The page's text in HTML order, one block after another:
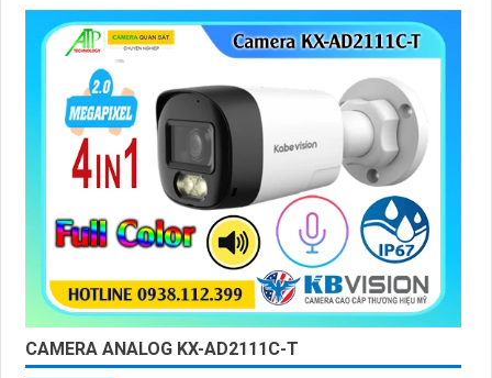
ngay cả trong môi trường ánh sáng yếu hoặc ánh sáng phức
tạp như ngược sáng hoặc chói nắng
CAMERA ANALOG KX-AD2111C-T